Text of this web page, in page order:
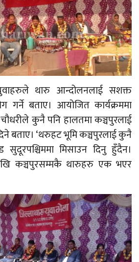
थारु आन्दोलनलाई सशक्त
गर्ने बताए। आयोजित कार्यक्रममा
कुनै पनि हालतमा कञ्चपुरलाई
बताए। ‘थरुहट भूमि कञ्चपुरलाई कुनै
मिसाउन दिनु हुँदैन।
कञ्चपुरसम्मकै थारुहरु एक भएर